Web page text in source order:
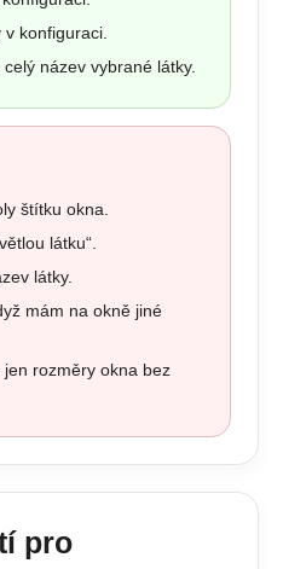
konfiguraci.
název vybrané látky.
štítku okna.
látku“.
látky.
mám na okně jiné
rozměry okna bez
pro